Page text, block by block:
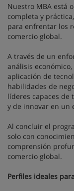
Nuestro MBA está
completa y
para enfrentar los
comercio global.
A través de un
análisis
aplicación de
habilidades de
líderes capaces de
y de innovar en un
Al concluir el
solo con
comprensión
comercio global.
Perfiles ideales